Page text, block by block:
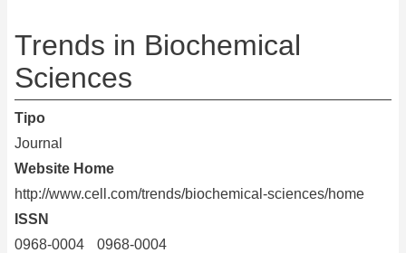
ayuda
a
la
navegación
Trends in Biochemical
Sciences
Tipo
Journal
Website Home
http://www.cell.com/trends/biochemical-sciences/home
ISSN
0968-0004
0968-0004